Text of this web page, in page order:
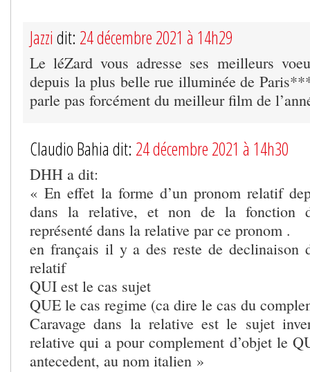
Jazzi dit: 24 décembre 2021 à 14h29
Le léZard vous adresse ses meilleurs
depuis la plus belle rue illuminée de
parle pas forcément du meilleur film de
Claudio Bahia dit: 24 décembre 2021 à 14h30
DHH a dit:
« En effet la forme d’un pronom relatif
dans la relative, et non de la fonction
représenté dans la relative par ce pronom .
en français il y a des reste de declinaison
relatif
QUI est le cas sujet
QUE le cas regime (ca dire le cas du
Caravage dans la relative est le sujet
relative qui a pour complement d’objet le
antecedent, au nom italien »